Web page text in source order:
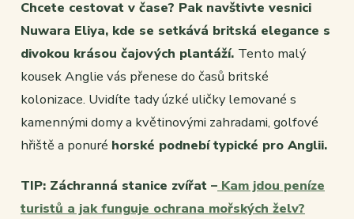
Chcete cestovat v čase? Pak navštivte vesnici
Nuwara Eliya, kde se setkává britská elegance s
divokou krásou čajových plantáží. Tento malý
kousek Anglie vás přenese do časů britské
kolonizace. Uvidíte tady úzké uličky lemované s
kamennými domy a květinovými zahradami, golfové
hřiště a ponuré horské podnebí typické pro Anglii.
TIP: Záchranná stanice zvířat – Kam jdou peníze
turistů a jak funguje ochrana mořských želv?